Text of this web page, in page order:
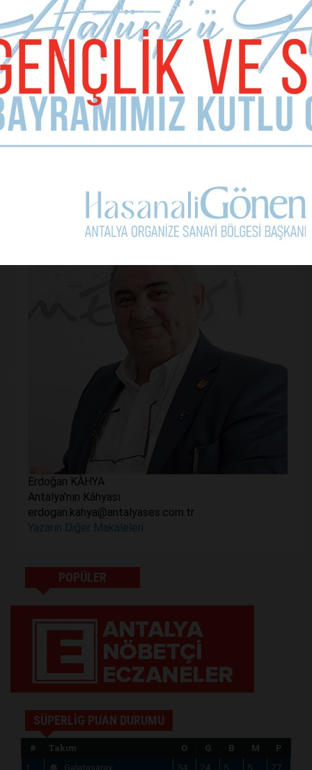
Kullanım Koşullarını Kabul Ediyorum.
Yorum Yap
Erdoğan KÂHYA
Antalya'nın Kâhyası
erdogan.kahya@antalyases.com.tr
Yazarın Diğer Makaleleri
POPÜLER
SÜPERLİG PUAN DURUMU
# Takım O G B M
P
1
Galatasaray 34 24 5 5
77